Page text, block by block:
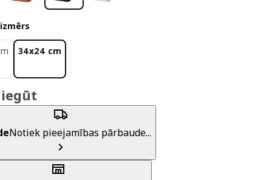
34x24 cm
iegūt
Notiek pieejamības pārbaude...